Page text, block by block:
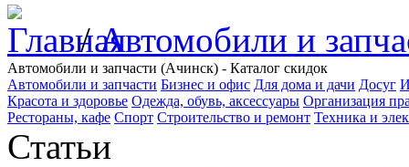
/Автомобили и
Автомобили и запчасти (Ачинск) - Каталог скидок
Автомобили и запчасти Бизнес и офис Для дома и дачи Досуг
Красота и здоровье Одежда, обувь, аксессуары Организация
Рестораны, кафе Спорт Строительство и ремонт Техника и
Статьи